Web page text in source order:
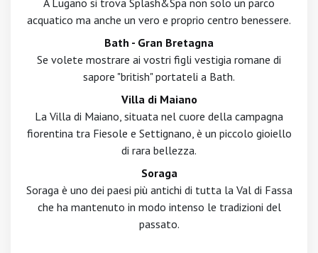
A Lugano si trova Splash&Spa non solo un parco
acquatico ma anche un vero e proprio centro benessere.
Bath - Gran Bretagna
Se volete mostrare ai vostri figli vestigia romane di
sapore "british" portateli a Bath.
Villa di Maiano
La Villa di Maiano, situata nel cuore della campagna
fiorentina tra Fiesole e Settignano, è un piccolo gioiello
di rara bellezza.
Soraga
Soraga è uno dei paesi più antichi di tutta la Val di Fassa
che ha mantenuto in modo intenso le tradizioni del
passato.